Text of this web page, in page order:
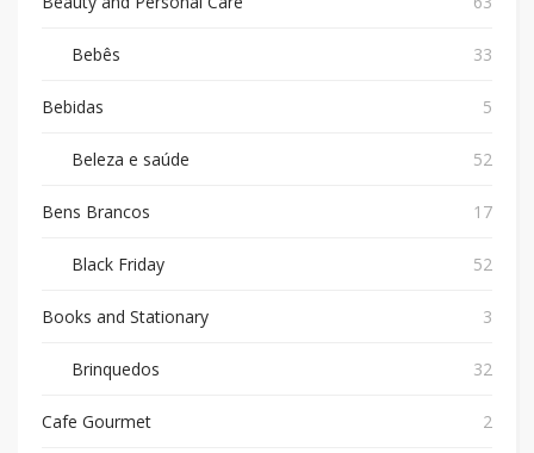
Bebês 33
Bebidas 5
Beleza e saúde 52
Bens Brancos 17
Black Friday 52
Books and Stationary 3
Brinquedos 32
Cafe Gourmet 2